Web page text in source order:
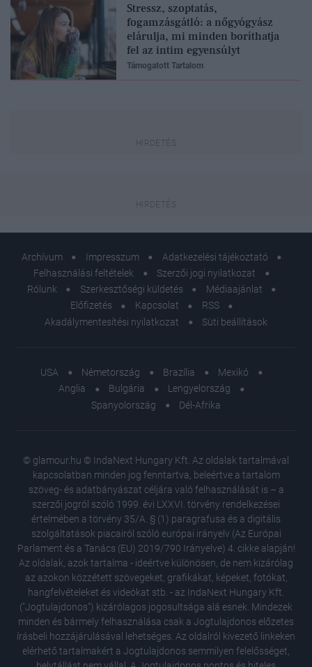
Stressz, szoptatás,
fogamzásgátló: a nőgyógyász
elárulja, mi minden boríthatja
fel az intim egyensúlyt
Támogatott Tartalom
Archívum Impresszum
Adatkezelési tájékoztató
Felhasználási feltételek
Szerzői jogi nyilatkozat
Rólunk
Szerkesztőségi küldetés
Médiaajánlat
Előfizetés
Kapcsolat
RSS
Akadálymentesítési nyilatkozat
Süti beállítások
USA Németország Brazília
Mexikó
Anglia
Bulgária
Lengyelország
Spanyolország
Dél-Afrika
© glamour.hu © IndaNext Hungary Kft. Az oldalak tartalmával
kapcsolatban minden jog fenntartva, beleértve a tartalom
szöveg- és adatbányászat céljára való felhasználását is – a
szerzői jogról szóló 1999. évi LXXVI. törvény rendelkezései
értelmében a törvény 35/A. § (1) paragrafusa és a digitális
szolgáltatások piacairól szóló európai irányelv (Az Európai
Parlament és a Tanács (EU) 2019/790 Irányelve) 4. cikke alapján!
Az oldalak, azok tartalma - ideértve különösen, de nem kizárólag
az azokon közzétett szövegeket, grafikákat, képeket, fotókat,
hangfelvételeket és videókat stb. - az IndaNext Hungary Kft.
("Jogtulajdonos") kizárólagos jogosultsága alá esnek. Mindezek
minden és bármely felhasználása csak a Jogtulajdonos előzetes
írásbeli hozzájárulásával lehetséges. Az oldalról kivezető linkeken
elérhető tartalmakért a Jogtulajdonos semmilyen felelősséget,